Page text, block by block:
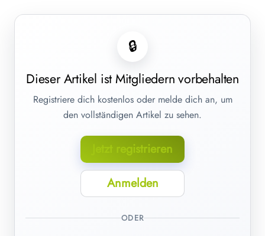
🔒
Dieser Artikel ist Mitgliedern vorbehalten
Registriere dich kostenlos oder melde dich an, um
den vollständigen Artikel zu sehen.
Jetzt registrieren
Anmelden
ODER